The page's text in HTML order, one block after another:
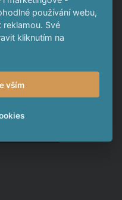
používání webu,
Své
kliknutím na
vším